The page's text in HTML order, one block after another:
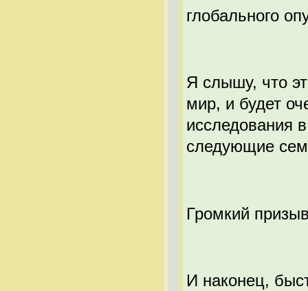
глобального
Я слышу, что
мир, и будет
исследования
следующие
Громкий
И наконец,